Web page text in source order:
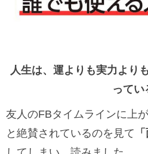
人生は、運よりも実力より
ってい
友人のFBタイムラインに上
と絶賛されているのを見て